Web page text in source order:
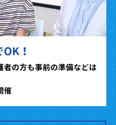
OK！
者の方も事前の準備などは
催